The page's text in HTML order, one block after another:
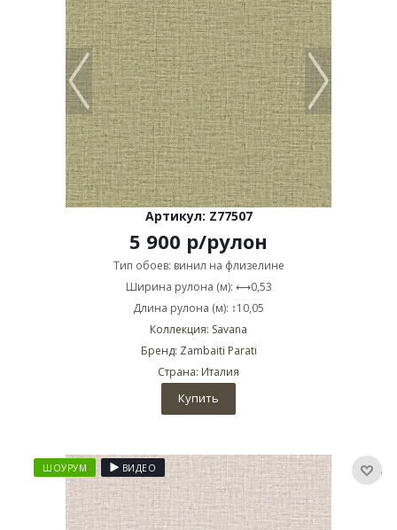
Артикул: Z77507
5 900 р/рулон
Тип обоев: винил на флизелине
Ширина рулона (м): ⟷0,53
Длина рулона (м): ↕10,05
Коллекция: Savana
Бренд: Zambaiti Parati
Страна: Италия
Купить
ШОУРУМ ВИДЕО